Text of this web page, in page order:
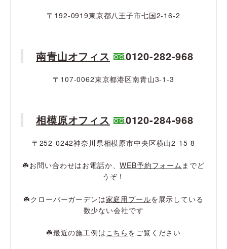
〒192-0919東京都八王子市七国2-16-2
南青山オフィス 0120-282-968
〒107-0062東京都港区南青山3-1-3
相模原オフィス 0120-284-968
〒252-0242神奈川県相模原市中央区横山2-15-8
☘️お問い合わせはお電話か、WEB予約フォーム までど
うぞ！
☘️クローバーガーデンは家庭用プールを展示している
数少ない会社です
☘️最近の施工例はこちら をご覧ください